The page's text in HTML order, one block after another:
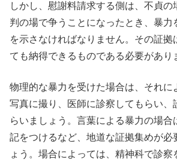
しかし、慰謝料請求する側は、不貞
判の場で争うことになったとき、暴力
を示さなければなりません。その証拠
ても納得できるものである必要があり
物理的な暴力を受けた場合は、それに
写真に撮り、医師に診察してもらい、
らいましょう。言葉による暴力の場合
記をつけるなど、地道な証拠集めが必
ょう。場合によっては、精神科で診察